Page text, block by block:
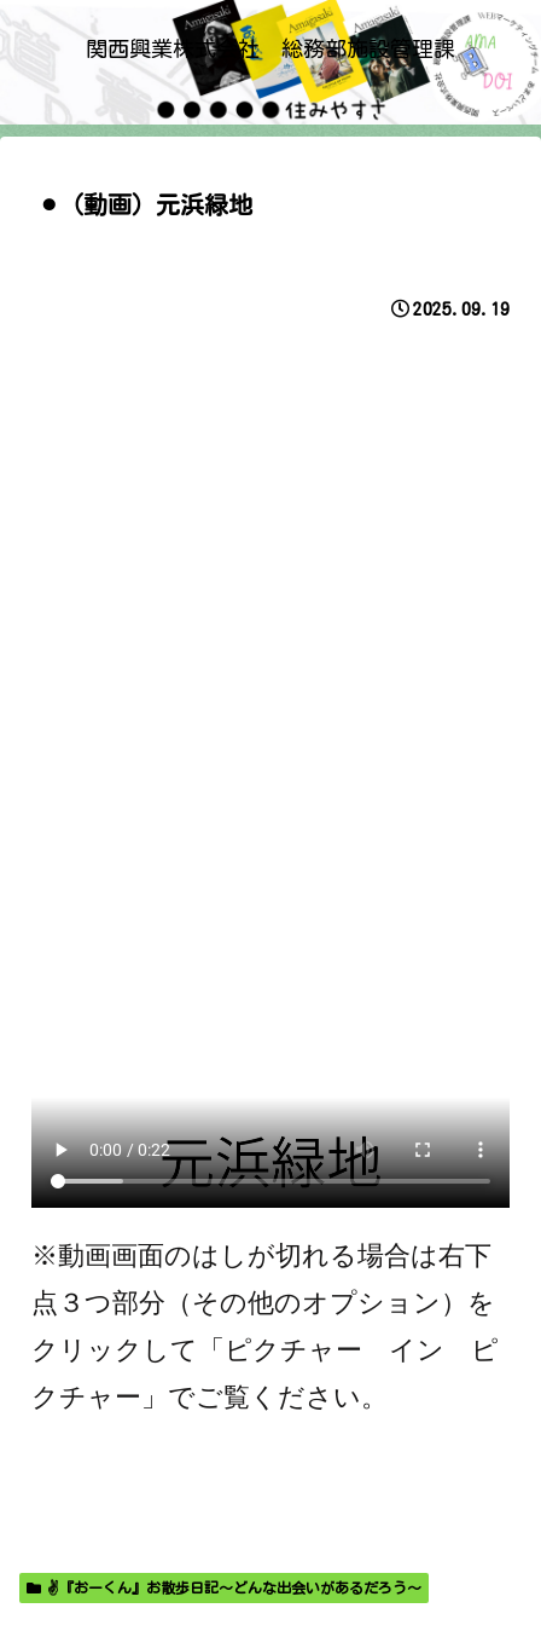
関西興業株式会社 総務部施設管理課
⚫︎（動画）元浜緑地
2025.09.19
※動画画面のはしが切れる場合は右下
点３つ部分（その他のオプション）を
クリックして「ピクチャー イン ピ
クチャー」でご覧ください。
✌️『おーくん』お散歩日記〜どんな出会いがあるだろう〜